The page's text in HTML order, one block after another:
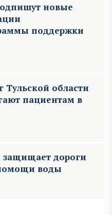
новые
поддержки
области
пациентам в
дороги
воды